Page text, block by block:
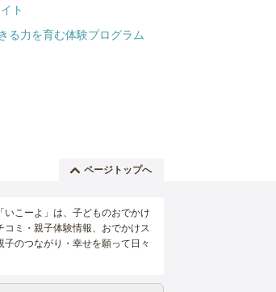
ページトップへ
こーよ」は、子どものおでかけ
ミ・親子体験情報、おでかけス
のつながり・幸せを願って日々